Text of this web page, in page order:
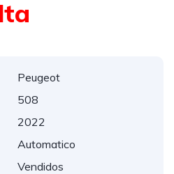
Peugeot
508
2022
Automatico
Vendidos